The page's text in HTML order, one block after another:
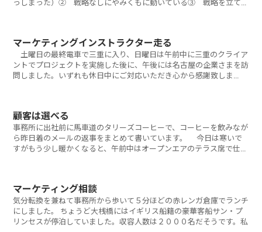
っしまった）② 戦略なしにやみくもに動いている③ 戦略を立てた
マーケティングインストラクター走る
土曜日の最終電車で三重に入り、日曜日は午前中に三重のクライア
ントでプロジェクトを実施した後に、午後には名古屋の企業さまを訪
問しました。いずれも休日中にご対応いただき心から感謝致しま
顧客は選べる
事務所に出社前に馬車道のタリーズコーヒーで、コーヒーを飲みなが
ら昨日着のメールの返事をまとめて書いています。 今日は寒いで
すがもう少し暖かくなると、午前中はオープンエアのテラス席で仕事
マーケティング相談
気分転換を兼ねて事務所から歩いて５分ほどの赤レンガ倉庫でランチ
にしました。 ちょうど大桟橋にはイギリス船籍の豪華客船サン・プ
リンセスが停泊していました。収容人数は２０００名だそうです。私